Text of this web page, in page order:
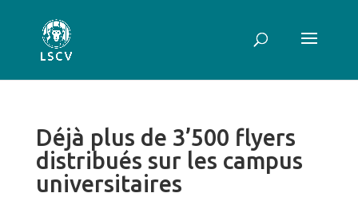
Déjà plus de 3’500 flyers
distribués sur les campus
universitaires